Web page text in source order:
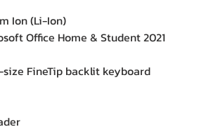
Ion (Li-Ion)
Office Home & Student 2021
FineTip backlit keyboard